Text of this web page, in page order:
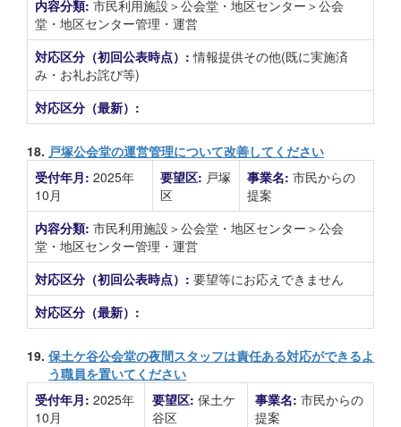
内容分類: 市民利用施設＞公会堂・地区センター＞公会
堂・地区センター管理・運営
対応区分（初回公表時点）:情報提供その他(既に実施済
み・お礼お詫び等)
対応区分（最新）:
18. 戸塚公会堂の運営管理について改善してください
受付年月: 2025年
10月
要望区: 戸塚
区
事業名: 市民からの
提案
内容分類: 市民利用施設＞公会堂・地区センター＞公会
堂・地区センター管理・運営
対応区分（初回公表時点）: 要望等にお応えできません
対応区分（最新）:
19. 保土ケ谷公会堂の夜間スタッフは責任ある対応ができるよ
う職員を置いてください
受付年月: 2025年
10月
要望区: 保土ケ
谷区
事業名: 市民からの
提案